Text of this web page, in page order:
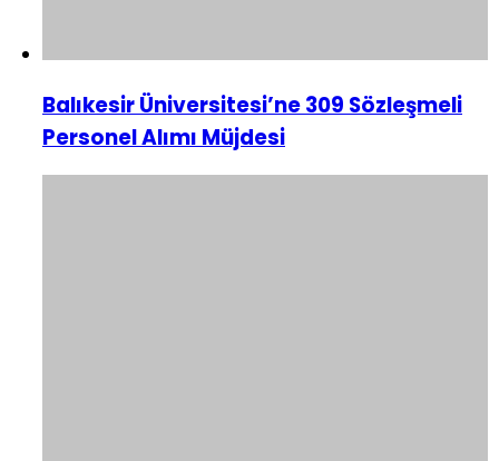
Balıkesir Üniversitesi’ne 309 Sözleşmeli
Personel Alımı Müjdesi